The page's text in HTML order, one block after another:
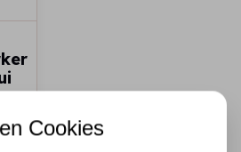
Cookies